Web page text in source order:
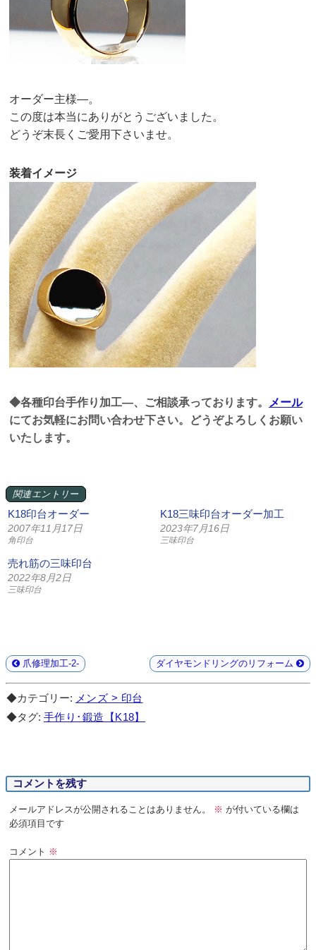
オーダー主様—。
この度は本当にありがとうございました。
どうぞ末長くご愛用下さいませ。
装着イメージ
◆各種印台手作り加工—、ご相談承っております。
メール
にてお気軽にお問い合わせ下さい。どうぞよろしくお願い
いたします。
関連エントリー
K18印台オーダー
2007年11月17日
角印台
K18三味印台オーダー加工
2023年7月16日
三味印台
売れ筋の三味印台
2022年8月2日
三味印台
爪修理加工-2- ダイヤモンドリングのリフォーム
◆カテゴリー: メンズ > 印台
◆タグ: 手作り･鍛造【K18】
コメントを残す
メールアドレスが公開されることはありません。 ※ が付いている欄は
必須項目です
コメント ※